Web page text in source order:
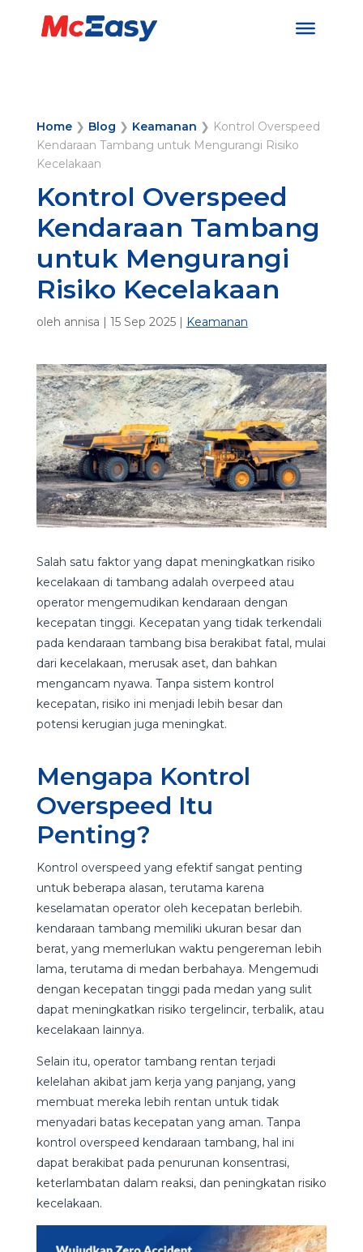
Home❯ Blog ❯ Keamanan ❯ Kontrol Overspeed
Kendaraan Tambang untuk Mengurangi Risiko
Kecelakaan
Kontrol Overspeed
Kendaraan Tambang
untuk Mengurangi
Risiko Kecelakaan
oleh annisa | 15 Sep 2025| Keamanan
Salah satu faktor yang dapat meningkatkan risiko
kecelakaan di tambang adalah overpeed atau
operator mengemudikan kendaraan dengan
kecepatan tinggi. Kecepatan yang tidak terkendali
pada kendaraan tambang bisa berakibat fatal, mulai
dari kecelakaan, merusak aset, dan bahkan
mengancam nyawa. Tanpa sistem kontrol
kecepatan, risiko ini menjadi lebih besar dan
potensi kerugian juga meningkat.
Mengapa Kontrol
Overspeed Itu
Penting?
Kontrol overspeed yang efektif sangat penting
untuk beberapa alasan, terutama karena
keselamatan operator oleh kecepatan berlebih.
kendaraan tambang memiliki ukuran besar dan
berat, yang memerlukan waktu pengereman lebih
lama, terutama di medan berbahaya. Mengemudi
dengan kecepatan tinggi pada medan yang sulit
dapat meningkatkan risiko tergelincir, terbalik, atau
kecelakaan lainnya.
Selain itu, operator tambang rentan terjadi
kelelahan akibat jam kerja yang panjang, yang
membuat mereka lebih rentan untuk tidak
menyadari batas kecepatan yang aman. Tanpa
kontrol overspeed kendaraan tambang, hal ini
dapat berakibat pada penurunan konsentrasi,
keterlambatan dalam reaksi, dan peningkatan risiko
kecelakaan.